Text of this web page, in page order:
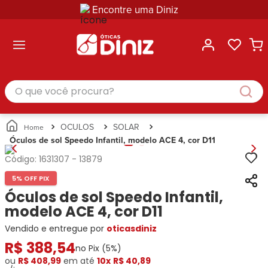
Encontre uma Diniz
Masculino
Feminino
Infantil
Unissex
Busque
Por
Marcas
Ana
Hickmann
Bulget
Miu-
Miu
Guess
Lacoste
Categorias
Masculino
Feminino
Infantil
Unissex
Busque
Por
Marcas
Ray-
Ban
Prada
Ana
Hickmann
Tecnol
Correntes
para
Óculos
Estojos
para
Óculos
Soluções
e
Cuidados
Busque
Ray-
Ban
Armani
Exchange
Tommy
Hilfiger
Ana
Hickmann
Guess
Speedo
Categoria
Armações
de Óculos
Óculos
de Sol
para
Óculos
Estojo
para
Óculos
Gênero
Masculino
Feminino
O que você procura?
OCULOS
SOLAR
Óculos de sol Speedo Infantil, modelo ACE 4, cor D11
Código: 1631307 - 13879
5% OFF PIX
Óculos de sol Speedo Infantil,
modelo ACE 4, cor D11
Vendido e entregue por oticasdiniz
R$ 388,54no Pix (5%)
ou R$ 408,99 em até 10x R$ 40,89